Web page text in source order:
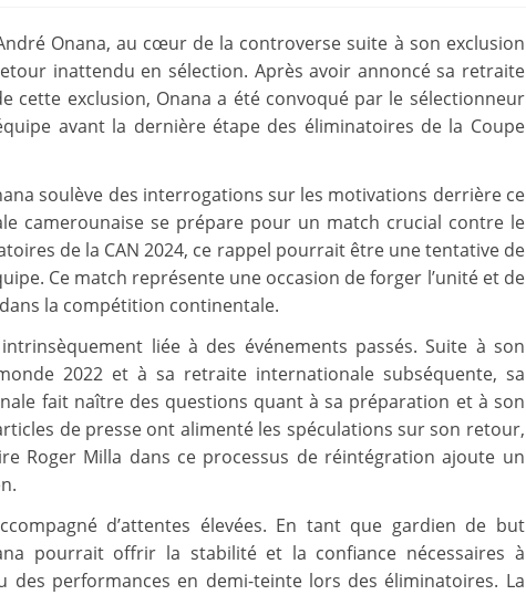
Onana, au cœur de la controverse suite à son exclusion
inattendu en sélection. Après avoir annoncé sa retraite
cette exclusion, Onana a été convoqué par le sélectionneur
avant la dernière étape des éliminatoires de la Coupe
soulève des interrogations sur les motivations derrière ce
camerounaise se prépare pour un match crucial contre le
de la CAN 2024, ce rappel pourrait être une tentative de
Ce match représente une occasion de forger l’unité et de
la compétition continentale.
liée à des événements passés. Suite à son
2022 et à sa retraite internationale subséquente, sa
fait naître des questions quant à sa préparation et à son
de presse ont alimenté les spéculations sur son retour,
Roger Milla dans ce processus de réintégration ajoute un
d’attentes élevées. En tant que gardien de but
pourrait offrir la stabilité et la confiance nécessaires à
des performances en demi-teinte lors des éliminatoires. La